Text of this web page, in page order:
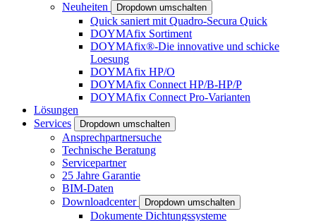
Neuheiten
Dropdown umschalten
Quick saniert mit Quadro-Secura Quick
DOYMAfix Sortiment
DOYMAfix®-Die innovative und schicke
Loesung
DOYMAfix HP/O
DOYMAfix Connect HP/B-HP/P
DOYMAfix Connect Pro-Varianten
Lösungen
Services
Dropdown umschalten
Ansprechpartnersuche
Technische Beratung
Servicepartner
25 Jahre Garantie
BIM-Daten
Downloadcenter
Dropdown umschalten
Dokumente Dichtungssysteme